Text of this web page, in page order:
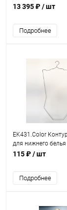
13 395 ₽/ шт
Подробнее
EK431.Color
для нижнего белья
купальников
115 ₽/ шт
Подробнее